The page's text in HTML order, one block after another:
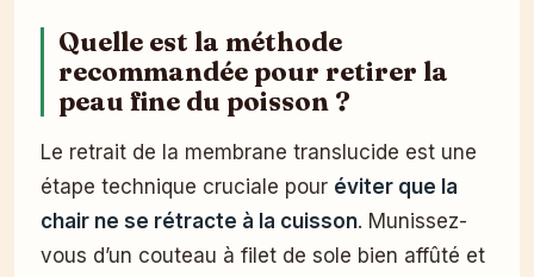
Quelle est la méthode
recommandée pour retirer la
peau fine du poisson ?
Le retrait de la membrane translucide est une
étape technique cruciale pour éviter que la
chair ne se rétracte à la cuisson. Munissez-
vous d’un couteau à filet de sole bien affûté et